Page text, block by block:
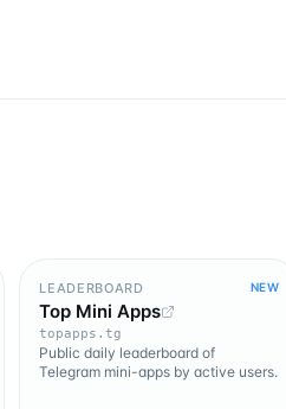
LEADERBOARD NEW
Top Mini Apps
topapps.tg
Public daily leaderboard of
Telegram mini-apps by active users.